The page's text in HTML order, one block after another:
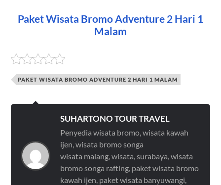
Paket Wisata Bromo Adventure 2 Hari 1
Malam
PAKET WISATA BROMO ADVENTURE 2 HARI 1 MALAM
SUHARTONO TOUR TRAVEL
Penyedia wisata bromo, wisata kawah
ijen, wisata bromo songa
wisata malang, wisata, surabaya, wisata
bromo songa rafting, paket wisata bromo
kawah ijen, paket wisata banyuwangi,